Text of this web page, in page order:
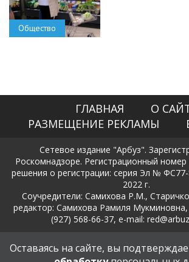
Общество
ГЛАВНАЯ
О
РАЗМЕЩЕНИЕ РЕКЛАМЫ
Сетевое издание "Арбуз".
Роскомнадзоре. Регистрационный номер
решения о регистрации: серия Эл №
2022 г.
Соучредители: Самихова Р.М.,
редактор: Самихова Рамиля Мукминовна,
(927) 568-66-37, e-mail:
Политика в отношении обработки и
данных
Оставаясь на сайте, вы